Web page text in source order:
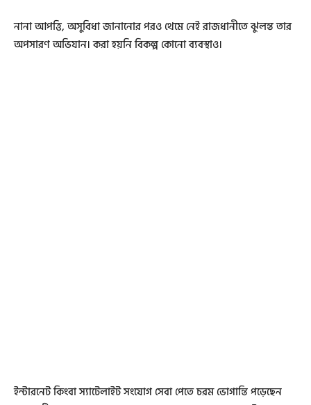
নানা আপত্তি, অসুবিধা জানানোর পরও থেমে নেই রাজধানীতে ঝুলন্ত তার
অপসারণ অভিযান। করা হয়নি বিকল্প কোনো ব্যবস্থাও।
ইন্টারনেট কিংবা স্যাটেলাইট সংযোগ সেবা পেতে চরম ভোগান্তি পড়েছেন